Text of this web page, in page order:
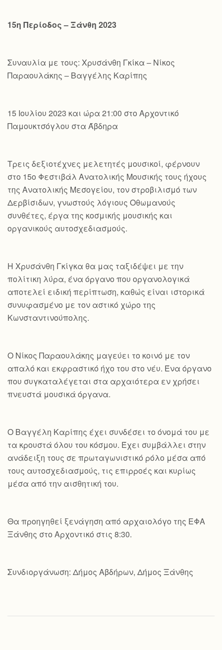
15η Περίοδος – Ξάνθη 2023
Συναυλία με τους: Χρυσάνθη Γκίκα – Νίκος
Παραουλάκης – Βαγγέλης Καρίπης
15 Ιουλίου 2023 και ώρα 21:00 στο Αρχοντικό
Παμουκτσόγλου στα Άβδηρα
Τρεις δεξιοτέχνες μελετητές μουσικοί, φέρνουν
στο 15ο Φεστιβάλ Ανατολικής Μουσικής τους ήχους
της Ανατολικής Μεσογείου, τον στροβιλισμό των
Δερβίσιδων, γνωστούς λόγιους Οθωμανούς
συνθέτες, έργα της κοσμικής μουσικής και
οργανικούς αυτοσχεδιασμούς.
Η Χρυσάνθη Γκίγκα θα μας ταξιδέψει με την
πολίτικη λύρα, ένα όργανο που οργανολογικά
αποτελεί ειδική περίπτωση, καθώς είναι ιστορικά
συνυφασμένο με τον αστικό χώρο της
Κωνσταντινούπολης.
Ο Νίκος Παραουλάκης μαγεύει το κοινό με τον
απαλό και εκφραστικό ήχο του στο νέυ. Ένα όργανο
που συγκαταλέγεται στα αρχαιότερα εν χρήσει
πνευστά μουσικά όργανα.
Ο Βαγγέλη Καρίπης έχει συνδέσει το όνομά του με
τα κρουστά όλου του κόσμου. Έχει συμβάλλει στην
ανάδειξη τους σε πρωταγωνιστικό ρόλο μέσα από
τους αυτοσχεδιασμούς, τις επιρροές και κυρίως
μέσα από την αισθητική του.
Θα προηγηθεί ξενάγηση από αρχαιολόγο της ΕΦΑ
Ξάνθης στο Αρχοντικό στις 8:30.
Συνδιοργάνωση: Δήμος Αβδήρων, Δήμος Ξάνθης